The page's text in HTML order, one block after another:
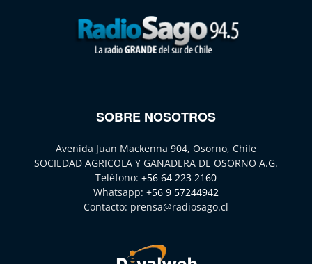
SOBRE NOSOTROS
Avenida Juan Mackenna 904, Osorno, Chile
SOCIEDAD AGRICOLA Y GANADERA DE OSORNO A.G.
Teléfono: +56 64 223 2160
Whatsapp: +56 9 57244942
Contacto: prensa@radiosago.cl